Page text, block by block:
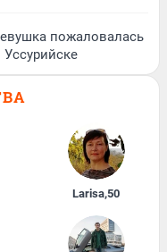
пожаловалась
Larisa,50